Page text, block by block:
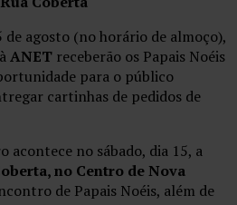
de agosto (no horário de almoço),
ANET receberão os Papais Noéis
para o público
cartinhas de pedidos de
no sábado, dia 15, a
no Centro de Nova
de Papais Noéis, além de